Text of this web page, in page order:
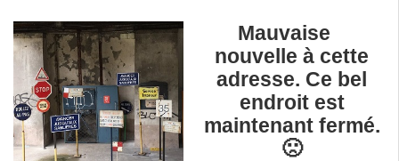
Mauvaise
nouvelle à cette
adresse. Ce bel
endroit est
maintenant fermé.
🙁